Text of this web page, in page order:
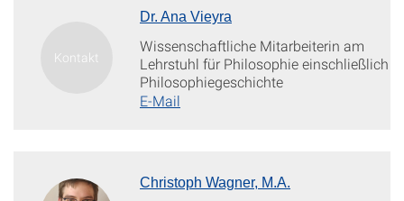
Dr. Ana Vieyra
Wissenschaftliche Mitarbeiterin am
Lehrstuhl für Philosophie einschließlich
Philosophiegeschichte
E-Mail
Christoph Wagner, M.A.